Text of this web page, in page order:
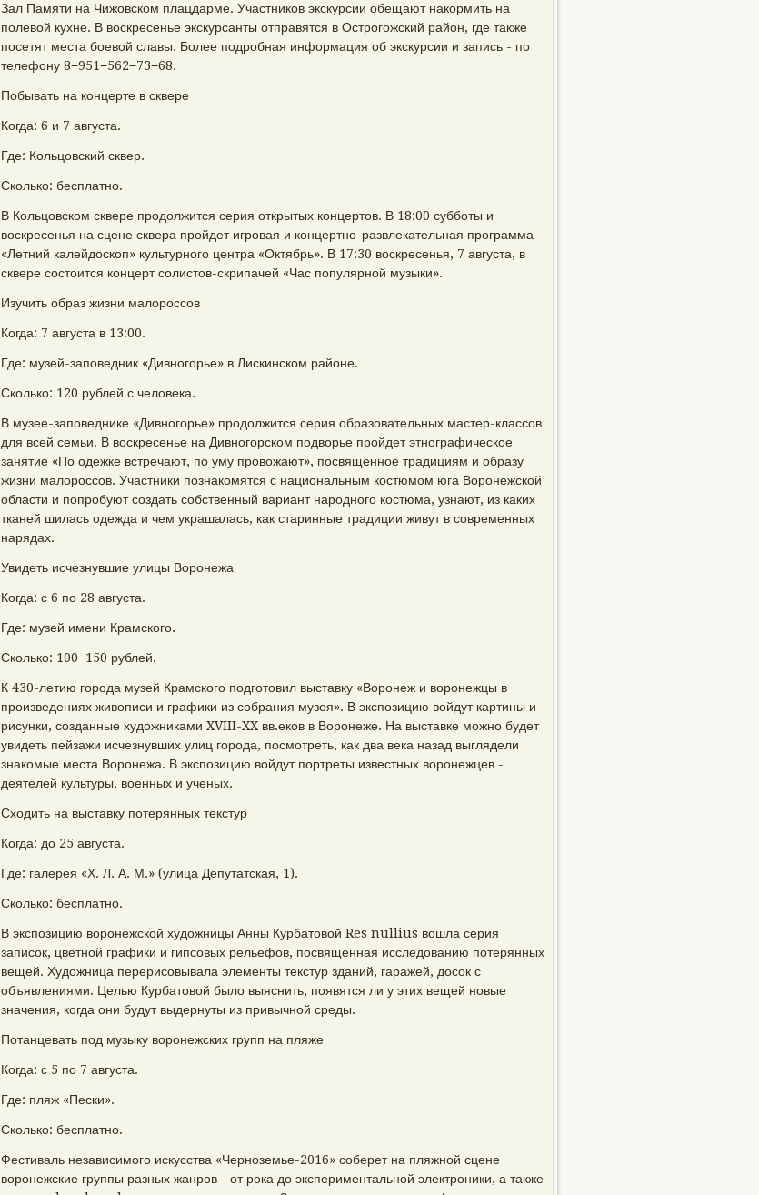
Зал Памяти на Чижовском плацдарме. Участников экскурсии обещают накормить на
полевой кухне. В воскресенье экскурсанты отправятся в Острогожский район, где также
посетят места боевой славы. Более подробная информация об экскурсии и запись - по
телефону 8−951−562−73−68.
Побывать на концерте в сквере
Когда: 6 и 7 августа.
Где: Кольцовский сквер.
Сколько: бесплатно.
В Кольцовском сквере продолжится серия открытых концертов. В 18:00 субботы и
воскресенья на сцене сквера пройдет игровая и концертно-развлекательная программа
«Летний калейдоскоп» культурного центра «Октябрь». В 17:30 воскресенья, 7 августа, в
сквере состоится концерт солистов-скрипачей «Час популярной музыки».
Изучить образ жизни малороссов
Когда: 7 августа в 13:00.
Где: музей-заповедник «Дивногорье» в Лискинском районе.
Сколько: 120 рублей с человека.
В музее-заповеднике «Дивногорье» продолжится серия образовательных мастер-классов
для всей семьи. В воскресенье на Дивногорском подворье пройдет этнографическое
занятие «По одежке встречают, по уму провожают», посвященное традициям и образу
жизни малороссов. Участники познакомятся с национальным костюмом юга Воронежской
области и попробуют создать собственный вариант народного костюма, узнают, из каких
тканей шилась одежда и чем украшалась, как старинные традиции живут в современных
нарядах.
Увидеть исчезнувшие улицы Воронежа
Когда: с 6 по 28 августа.
Где: музей имени Крамского.
Сколько: 100−150 рублей.
К 430-летию города музей Крамского подготовил выставку «Воронеж и воронежцы в
произведениях живописи и графики из собрания музея». В экспозицию войдут картины и
рисунки, созданные художниками XVIII-XX вв.еков в Воронеже. На выставке можно будет
увидеть пейзажи исчезнувших улиц города, посмотреть, как два века назад выглядели
знакомые места Воронежа. В экспозицию войдут портреты известных воронежцев -
деятелей культуры, военных и ученых.
Сходить на выставку потерянных текстур
Когда: до 25 августа.
Где: галерея «Х. Л. А. М.» (улица Депутатская, 1).
Сколько: бесплатно.
В экспозицию воронежской художницы Анны Курбатовой Res nullius вошла серия
записок, цветной графики и гипсовых рельефов, посвященная исследованию потерянных
вещей. Художница перерисовывала элементы текстур зданий, гаражей, досок с
объявлениями. Целью Курбатовой было выяснить, появятся ли у этих вещей новые
значения, когда они будут выдернуты из привычной среды.
Потанцевать под музыку воронежских групп на пляже
Когда: с 5 по 7 августа.
Где: пляж «Пески».
Сколько: бесплатно.
Фестиваль независимого искусства «Черноземье-2016» соберет на пляжной сцене
воронежские группы разных жанров - от рока до экспериментальной электроники, а также